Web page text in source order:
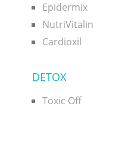
Epidermix
NutriVitalin
Cardioxil
DETOX
Toxic Off